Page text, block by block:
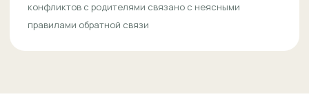
конфликтов с родителями связано с неясными
правилами обратной связи